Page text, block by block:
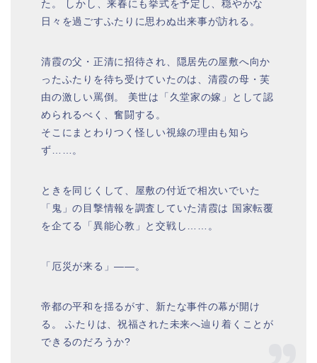
た。 しかし、来春にも挙式を予定し、穏やかな
日々を過ごすふたりに思わぬ出来事が訪れる。
清霞の父・正清に招待され、隠居先の屋敷へ向か
ったふたりを待ち受けていたのは、清霞の母・芙
由の激しい罵倒。 美世は「久堂家の嫁」として認
められるべく、奮闘する。
そこにまとわりつく怪しい視線の理由も知ら
ず……。
ときを同じくして、屋敷の付近で相次いでいた
「鬼」の目撃情報を調査していた清霞は 国家転覆
を企てる「異能心教」と交戦し……。
「厄災が来る」――。
帝都の平和を揺るがす、新たな事件の幕が開け
る。 ふたりは、祝福された未来へ辿り着くことが
できるのだろうか?